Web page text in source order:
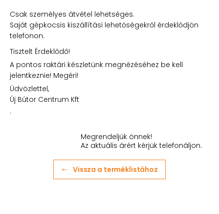
Csak személyes átvétel lehetséges.
Saját gépkocsis kiszállítási lehetőségekről érdeklődjön
telefonon.
Tisztelt Érdeklődő!
A pontos raktári készletünk megnézéséhez be kell
jelentkeznie! Megéri!
Üdvözlettel,
Új Bútor Centrum Kft
.
Megrendeljük önnek!
Az aktuális árért kérjük telefonáljon.
Vissza a terméklistához